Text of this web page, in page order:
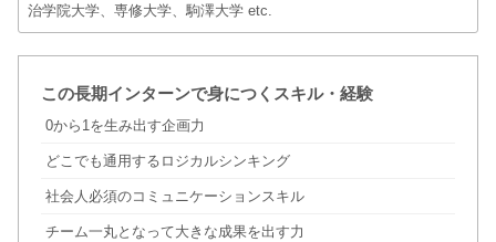
治学院大学、専修大学、駒澤大学 etc.
この長期インターンで身につくスキル・経験
0から1を生み出す企画力
どこでも通用するロジカルシンキング
社会人必須のコミュニケーションスキル
チーム一丸となって大きな成果を出す力